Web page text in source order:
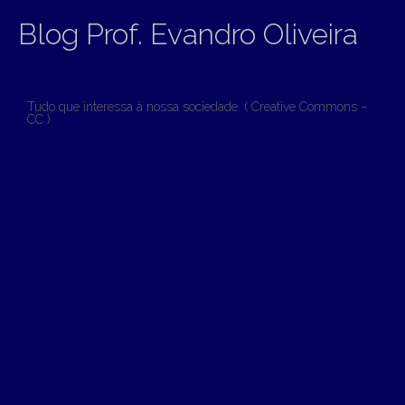
Blog Prof. Evandro Oliveira
Tudo que interessa à nossa sociedade. ( Creative Commons –
CC )